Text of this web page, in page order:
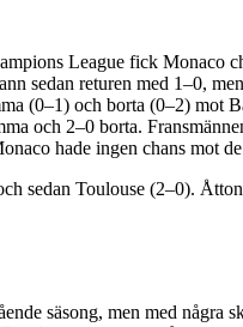
League fick Monaco
sedan returen med 1–0,
(0–1) och borta (0–2)
och 2–0 borta.
hade ingen chans mot
sedan Toulouse (2–0).
säsong, men med